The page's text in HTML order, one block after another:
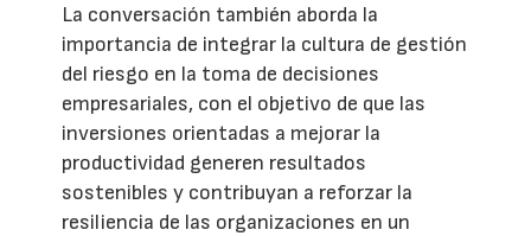
La conversación también aborda la
importancia de integrar la cultura de gestión
del riesgo en la toma de decisiones
empresariales, con el objetivo de que las
inversiones orientadas a mejorar la
productividad generen resultados
sostenibles y contribuyan a reforzar la
resiliencia de las organizaciones en un